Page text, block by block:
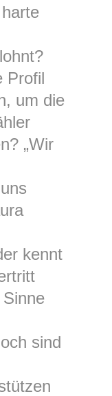
Profil
um die
„Wir
kennt
sind